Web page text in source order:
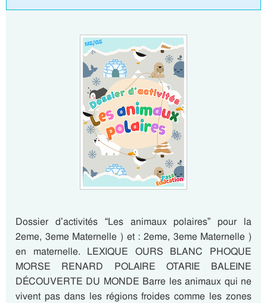
Dossier d’activités “Les animaux polaires” pour la
2eme, 3eme Maternelle ) et : 2eme, 3eme Maternelle )
en maternelle. LEXIQUE OURS BLANC PHOQUE
MORSE RENARD POLAIRE OTARIE BALEINE
DÉCOUVERTE DU MONDE Barre les animaux qui ne
vivent pas dans les régions froides comme les zones